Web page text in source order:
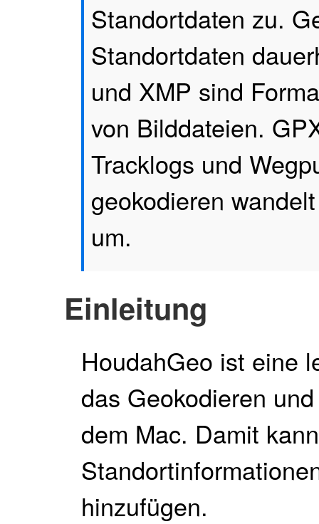
Standortdaten zu.
Standortdaten
und XMP sind
von Bilddateien.
Tracklogs und
geokodieren
um.
Einleitung
HoudahGeo ist eine
das Geokodieren
dem Mac. Damit
hinzufügen.